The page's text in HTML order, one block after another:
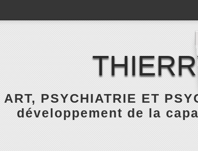
ART, PSYCHIATRIE ET
développement de la